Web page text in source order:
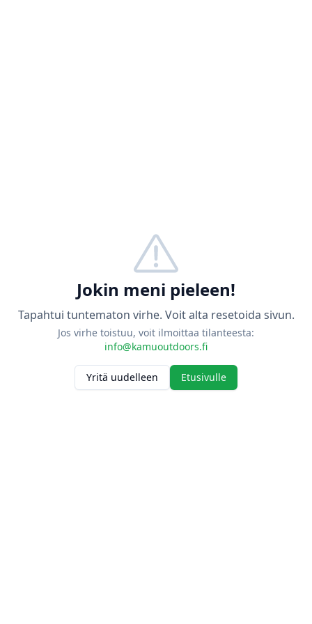
Jokin meni pieleen!
Tapahtui tuntematon virhe. Voit alta resetoida sivun.
Jos virhe toistuu, voit ilmoittaa tilanteesta:
info@kamuoutdoors.fi
Yritä uudelleen Etusivulle